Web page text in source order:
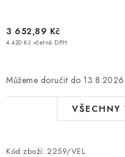
3 652,89 Kč
4 420 Kč včetně DPH
13.8.2026
Kód zboží: 2259/VEL